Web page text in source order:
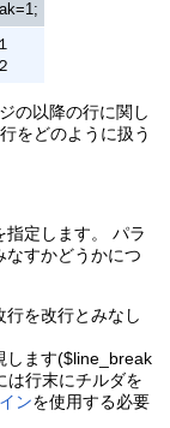
の以降の行に関し
をどのように扱う
定します。 パラ
なすかどうかにつ
を改行とみなし
します($line_break
は行末にチルダを
ンを使用する必要